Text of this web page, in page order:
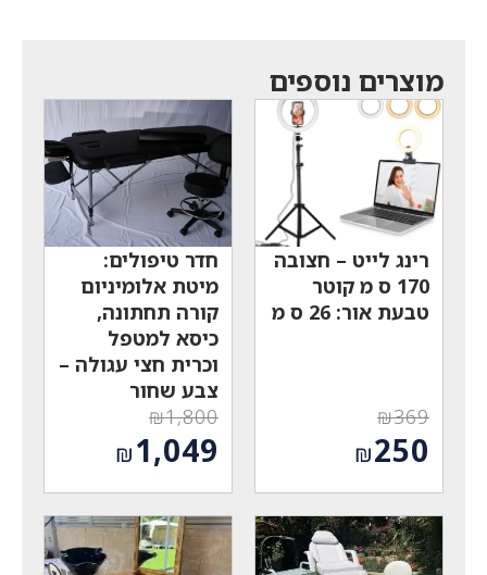
מוצרים נוספים
רינג לייט – חצובה
170 ס מ קוטר
טבעת אור: 26 ס מ
₪369
המחיר
המקורי
היה:
₪369.
₪250
הנוכחי
הוא:
₪250.
חדר טיפולים:
מיטת אלומיניום
קורה תחתונה,
כיסא למטפל
וכרית חצי עגולה –
צבע שחור
₪1,800
המחיר
המקורי
היה:
₪1,800.
₪1,049
הנוכחי
הוא:
₪1,049.